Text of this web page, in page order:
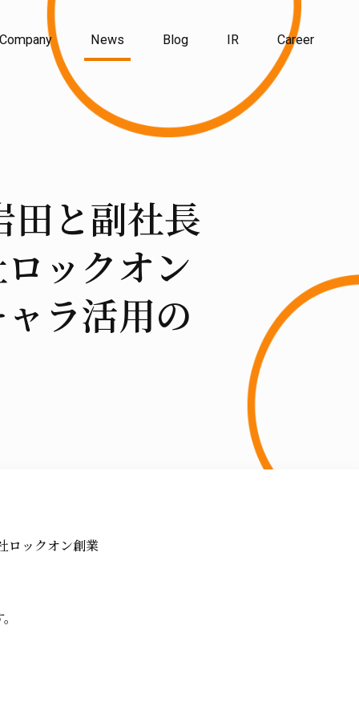
Company News Blog IR Career
と副社長
ックオン
ラ活用の
ロックオン創業